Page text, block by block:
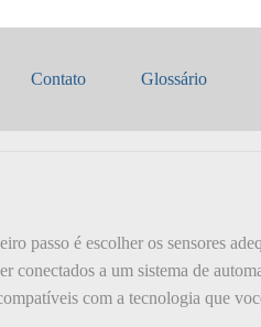
Contato Glossário
de
passo é escolher os sensores
conectados a um sistema de
com a tecnologia que